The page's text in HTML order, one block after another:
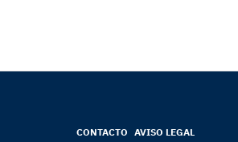
CONTACTO AVISO LEGAL